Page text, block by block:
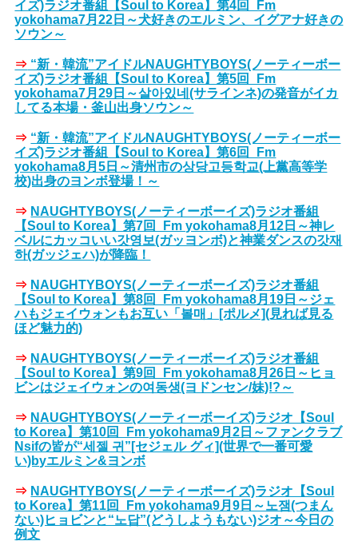
イズ)ラジオ番組【Soul to Korea】第4回_Fm
yokohama7月22日～犬好きのエルミン、イグアナ好きの
ソウン～
⇒ “新・韓流”アイドルNAUGHTYBOYS(ノーティーボー
イズ)ラジオ番組【Soul to Korea】第5回_Fm
yokohama7月29日～살아있네(サラインネ)の発音がイカ
してる本場・釜山出身ソウン～
⇒ “新・韓流”アイドルNAUGHTYBOYS(ノーティーボー
イズ)ラジオ番組【Soul to Korea】第6回_Fm
yokohama8月5日～清州市の상당고등학교(上黨高等学
校)出身のヨンボ登場！～
⇒ NAUGHTYBOYS(ノーティーボーイズ)ラジオ番組
【Soul to Korea】第7回_Fm yokohama8月12日～神レ
ベルにカッコいい갓영보(ガッヨンボ)と神業ダンスの갓재
하(ガッジェハ)が降臨！
⇒ NAUGHTYBOYS(ノーティーボーイズ)ラジオ番組
【Soul to Korea】第8回_Fm yokohama8月19日～ジェ
ハもジェイウォンもお互い「볼매」[ポルメ](見れば見る
ほど魅力的)
⇒ NAUGHTYBOYS(ノーティーボーイズ)ラジオ番組
【Soul to Korea】第9回_Fm yokohama8月26日～ヒョ
ビンはジェイウォンの여동생(ヨドンセン/妹)!?～
⇒ NAUGHTYBOYS(ノーティーボーイズ)ラジオ【Soul
to Korea】第10回_Fm yokohama9月2日～ファンクラブ
Nsifの皆が“세젤 귀”[セジェル グィ](世界で一番可愛
い)byエルミン&ヨンボ
⇒ NAUGHTYBOYS(ノーティーボーイズ)ラジオ【Soul
to Korea】第11回_Fm yokohama9月9日～노잼(つまん
ない)ヒョビンと“노답”(どうしようもない)ジオ～今日の
例文